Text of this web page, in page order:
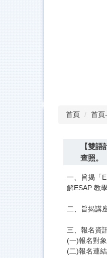
首頁 首頁
【雙
查照。
一、旨揭「
解ESAP 教
二、旨揭講
三、報名資
(一)報名對
(二)報名連